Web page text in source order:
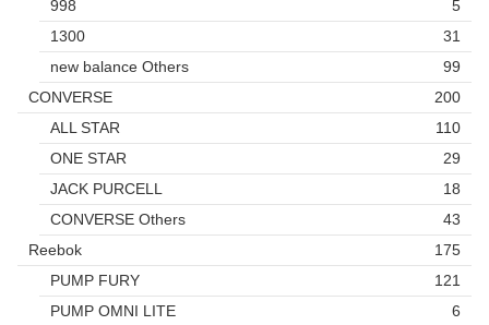
998
5
1300
31
new balance Others
99
CONVERSE
200
ALL STAR
110
ONE STAR
29
JACK PURCELL
18
CONVERSE Others
43
Reebok
175
PUMP FURY
121
PUMP OMNI LITE
6